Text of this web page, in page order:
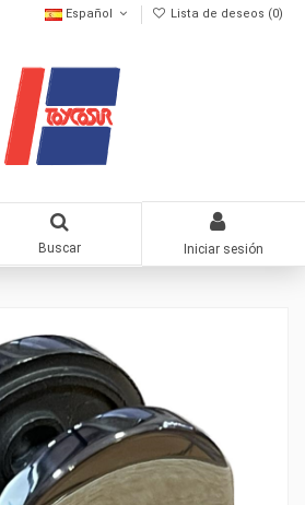
Español Lista de deseos (0)
Buscar Iniciar sesión